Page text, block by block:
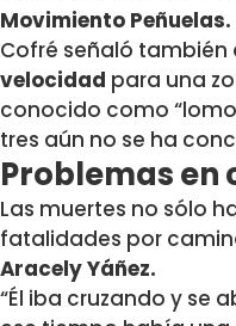
Movimiento Peñuelas.
Cofré señaló también
velocidad para una
conocido como
tres aún no se ha
Problemas en
Las muertes no sólo
fatalidades por
Aracely Yáñez.
“Él iba cruzando y se